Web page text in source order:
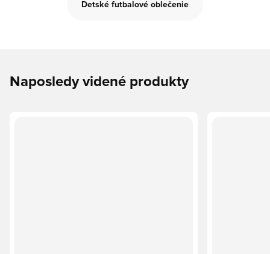
Detské futbalové oblečenie
Naposledy videné produkty